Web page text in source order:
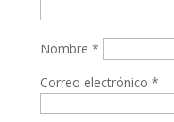
Nombre *
Correo electrónico *